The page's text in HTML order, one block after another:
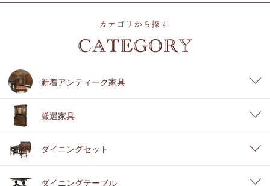
新着アンティーク家具
厳選家具
ダイニングセット
ダイニングテーブル